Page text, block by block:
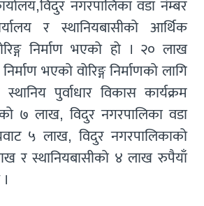
नगरपालिका वडा नंम्बर
र स्थानियबासीको आर्थिक
निर्माण भएको हो । २० लाख
भएको वोरिङ्ग निर्माणको लागि
पुर्वाधार विकास कार्यक्रम
७ लाख, विदुर नगरपालिका वडा
५ लाख, विदुर नगरपालिकाको
र स्थानियबासीको ४ लाख रुपैयाँ